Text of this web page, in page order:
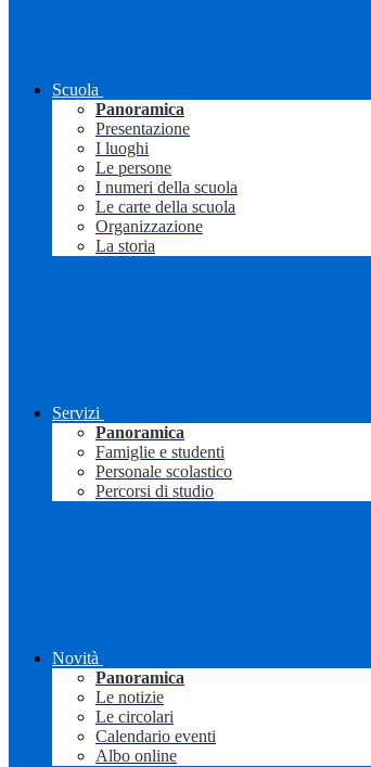
Scuola
Panoramica
Presentazione
I luoghi
Le persone
I numeri della scuola
Le carte della scuola
Organizzazione
La storia
Servizi
Panoramica
Famiglie e studenti
Personale scolastico
Percorsi di studio
Novità
Panoramica
Le notizie
Le circolari
Calendario eventi
Albo online